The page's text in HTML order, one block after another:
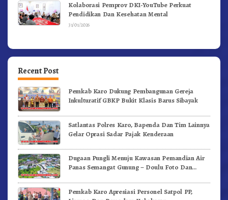
Kolaborasi Pemprov DKI-YouTube Perkuat
Pendidikan Dan Kesehatan Mental
31/01/2026
Recent Post
Pemkab Karo Dukung Pembangunan Gereja
Inkulturatif GBKP Bukit Klasis Barus Sibayak
Satlantas Polres Karo, Bapenda Dan Tim Lainnya
Gelar Oprasi Sadar Pajak Kenderaan
Dugaan Pungli Menuju Kawasan Pemandian Air
Panas Semangat Gunung – Doulu Foto Dan
Pemkab Karo Apresiasi Personel Satpol PP,